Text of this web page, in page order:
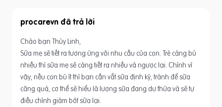
procarevn
Chào bạn Thùy Linh,
Sữa mẹ sẽ tiết ra tương ứng với nhu cầu của con. Trẻ càng bú
nhiều thì sữa mẹ sẽ càng tiết ra nhiều và ngược lại. Chính vì
vậy, nếu con bú ít thì bạn cần vắt sữa định kỳ, tránh để sữa
căng quá, cơ thể sẽ hiểu là lượng sữa đang dư thừa và sẽ tự
điều chỉnh giảm bớt sữa lại.